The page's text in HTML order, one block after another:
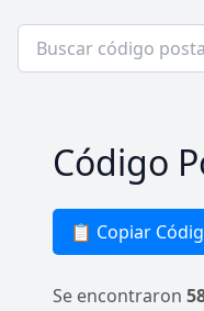
Código
📋 Copiar
Se encontraron